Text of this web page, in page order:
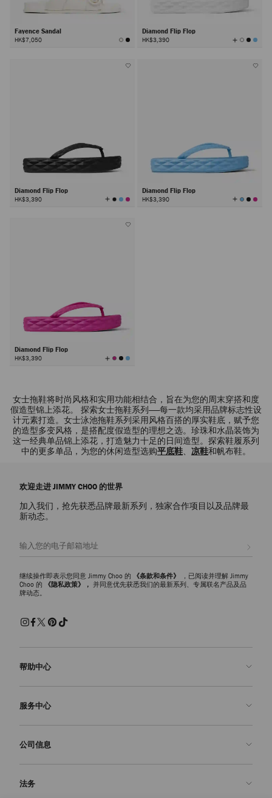
Fayence Sandal
HK$7,050
Diamond Flip Flop
HK$3,390 查
看
Diamond Flip Flop
HK$3,390 查
看
Diamond Flip Flop
HK$3,390 查
看
Diamond Flip Flop
HK$3,390 查
看
女士拖鞋将时尚风格和实用功能相结合，旨在为您的周末穿搭和度
假造型锦上添花。 探索女士拖鞋系列——每一款均采用品牌标志性设
计元素打造。女士泳池拖鞋系列采用风格百搭的厚实鞋底，赋予您
的造型多变风格，是搭配度假造型的理想之选。珍珠和水晶装饰为
这一经典单品锦上添花，打造魅力十足的日间造型。探索鞋履系列
中的更多单品，为您的休闲造型选购平底鞋、 凉鞋和帆布鞋。
欢迎走进 JIMMY CHOO 的世界
加入我们，抢先获悉品牌最新系列，独家合作项目以及品牌最
新动态。
继续操作即表示您同意 Jimmy Choo 的 《条款和条件》
，已阅读并理解 Jimmy
Choo 的
《隐私政策》， 并同意优先获悉我们的最新系列、专属联名产品及品
牌动态。
帮助中心
常见问题解答
提交退货
送货
服务中心
定制服务
保修服务
公司信息
我们的历史
法务